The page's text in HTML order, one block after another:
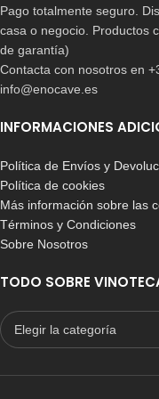
Botellero Especial 1
10 botellas
99,90€ - 159,90 €
PINO
PINO EN ROBLE
PINO EN COLOR MARRÓN
Pago totalmente seguro.
casa o negocio. Productos
de garantía)
Contacta con nosotros en
info@enocave.es
INFORMACIONES
Política de Envíos y
Política de cookies
Más información sobre las
Términos y Condiciones
Sobre Nosotros
TODO SOBRE